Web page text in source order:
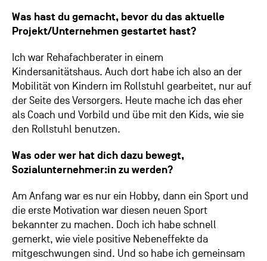
Was hast du gemacht, bevor du das aktuelle
Projekt/Unternehmen gestartet hast?
Ich war Rehafachberater in einem
Kindersanitätshaus. Auch dort habe ich also an der
Mobilität von Kindern im Rollstuhl gearbeitet, nur auf
der Seite des Versorgers. Heute mache ich das eher
als Coach und Vorbild und übe mit den Kids, wie sie
den Rollstuhl benutzen.
Was oder wer hat dich dazu bewegt,
Sozialunternehmer:in zu werden?
Am Anfang war es nur ein Hobby, dann ein Sport und
die erste Motivation war diesen neuen Sport
bekannter zu machen. Doch ich habe schnell
gemerkt, wie viele positive Nebeneffekte da
mitgeschwungen sind. Und so habe ich gemeinsam